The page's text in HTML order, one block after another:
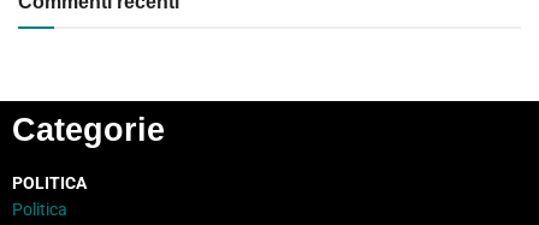
Categorie
POLITICA
Politica